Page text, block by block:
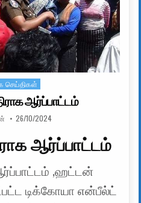
ஆர்ப்பாட்டம்
PUBLISHED DATE:
26/10/2024
ஆர்ப்பாட்டம்
,ஹட்டன்
டிக்கோயா என்பீல்ட்